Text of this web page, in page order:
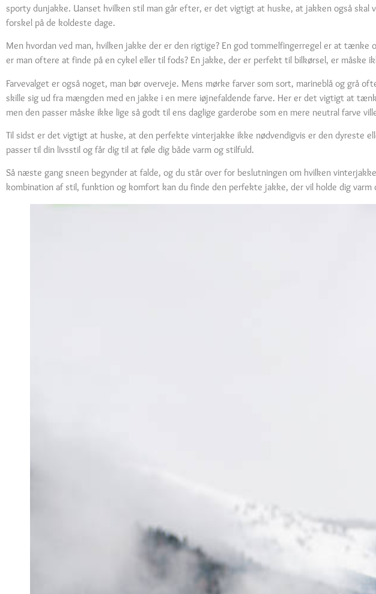
sporty dunjakke. Uanset hvilken stil man går efter, er det vigtigt at huske, at jakken også
forskel på de koldeste dage.
Men hvordan ved man, hvilken jakke der er den rigtige? En god tommelfingerregel er at
er man oftere at finde på en cykel eller til fods? En jakke, der er perfekt til bilkørsel, er måske
Farvevalget er også noget, man bør overveje. Mens mørke farver som sort, marineblå og
skille sig ud fra mængden med en jakke i en mere iøjnefaldende farve. Her er det vigtigt at
men den passer måske ikke lige så godt til ens daglige garderobe som en mere neutral farve
Til sidst er det vigtigt at huske, at den perfekte vinterjakke ikke nødvendigvis er den dyreste
passer til din livsstil og får dig til at føle dig både varm og stilfuld.
Så næste gang sneen begynder at falde, og du står over for beslutningen om hvilken
kombination af stil, funktion og komfort kan du finde den perfekte jakke, der vil holde dig varm